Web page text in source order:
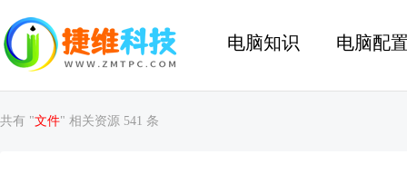
电脑知识 电脑配
共有 "文件" 相关资源 541 条